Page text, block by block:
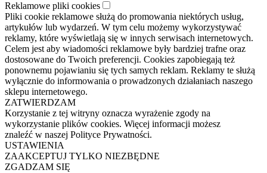
Reklamowe pliki cookies
Pliki cookie reklamowe służą do promowania niektórych usług,
artykułów lub wydarzeń. W tym celu możemy wykorzystywać
reklamy, które wyświetlają się w innych serwisach internetowych.
Celem jest aby wiadomości reklamowe były bardziej trafne oraz
dostosowane do Twoich preferencji. Cookies zapobiegają też
ponownemu pojawianiu się tych samych reklam. Reklamy te służą
wyłącznie do informowania o prowadzonych działaniach naszego
sklepu internetowego.
ZATWIERDZAM
Korzystanie z tej witryny oznacza wyrażenie zgody na
wykorzystanie plików cookies. Więcej informacji możesz
znaleźć w naszej Polityce Prywatności.
USTAWIENIA
ZAAKCEPTUJ TYLKO NIEZBĘDNE
ZGADZAM SIĘ